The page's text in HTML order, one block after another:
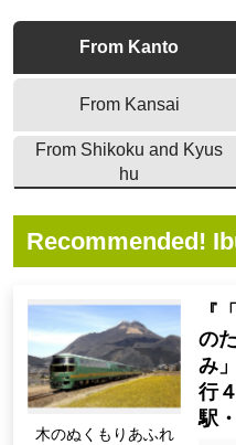
e spring (isotonic
hloride spring
g)
Tourist
It is close to tourist
her you will find
ts such as Lake
Highlights
If you dig into the
u can find hot spots
From Kanto
From Kansai
From Shikoku and Kyus
hu
Recommended!
木のぬくもりあふれ
『
の
み
行
駅